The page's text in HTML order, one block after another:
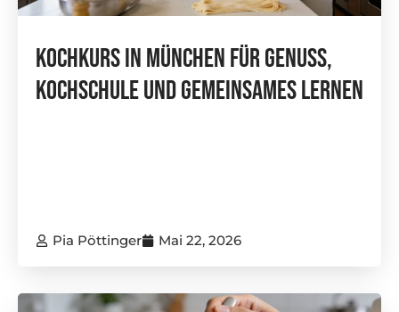
Kochkurs In München Für Genuss,
Kochschule Und Gemeinsames Lernen
Pia Pöttinger Mai 22, 2026